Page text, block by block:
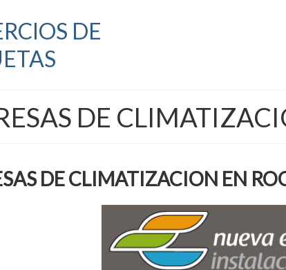
DE
DE
DE CLIMATIZACION EN